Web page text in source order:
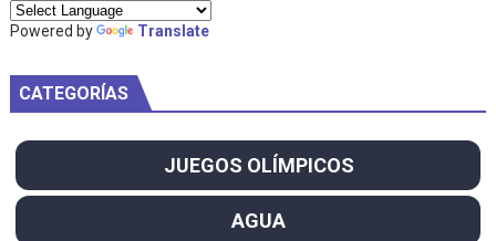
Powered by Translate
CATEGORÍAS
JUEGOS OLÍMPICOS
AGUA